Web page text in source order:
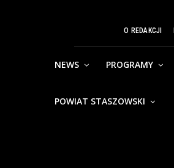
O REDAKCJI
NEWS PROGRAMY
POWIAT STASZOWSKI